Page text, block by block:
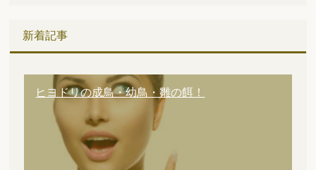
新着記事
ヒヨドリの成鳥・幼鳥・雛の餌！